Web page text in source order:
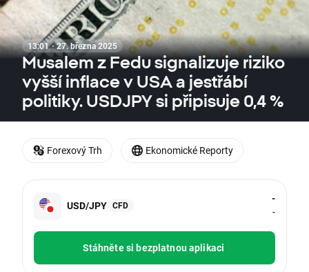
13:01 · 27. března 2025
Musalem z Fedu signalizuje riziko
vyšší inflace v USA a jestřábí
politiky. USDJPY si připisuje 0,4 %
USD/JPY CFD
-
-
Stáhněte si bezplatnou aplikaci
Forexový Trh Ekonomické Reporty